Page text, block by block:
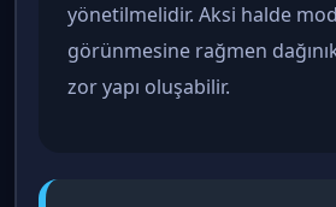
yönetilmelidir. Aksi halde
görünmesine rağmen
zor yapı oluşabilir.